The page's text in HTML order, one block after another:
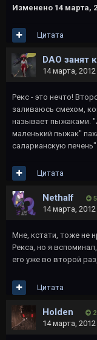
Изменено 14 марта,
Цитата
DAO занят
14 марта, 2012
Рекс - это нечто!
заливаюсь смехом,
называет пыжаками.
маленький пыжак"
саларианскую
Цитата
Nethalf
14 марта, 2012
Мне, кстати, тоже не
Рекса, но я
его уже во второй
Цитата
Holden
14 марта, 2012